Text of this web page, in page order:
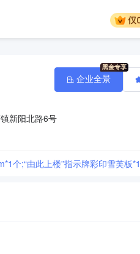
新阳北路6号
企业全景